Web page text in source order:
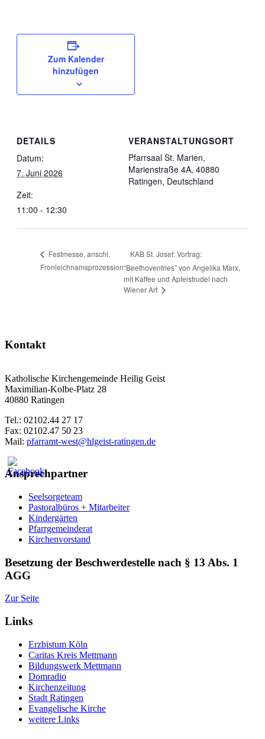
Zum Kalender
hinzufügen
DETAILS
Datum:
7. Juni 2026
Zeit:
11:00 - 12:30
VERANSTALTUNGSORT
Pfarrsaal St. Marien,
Marienstraße 4A, 40880
Ratingen, Deutschland
Festmesse, anschl.
Fronleichnamsprozession
KAB St. Josef: Vortrag:
“Beethovenfries” von Angelika Marx,
mit Kaffee und Apfelstrudel nach
Wiener Art
Kontakt
Katholische Kirchengemeinde Heilig Geist
Maximilian-Kolbe-Platz 28
40880 Ratingen
Tel.: 02102.44 27 17
Fax: 02102.47 50 23
Mail: pfarramt-west@hlgeist-ratingen.de
Ansprechpartner
Seelsorgeteam
Pastoralbüros + Mitarbeiter
Kindergärten
Pfarrgemeinderat
Kirchenvorstand
Besetzung der Beschwerdestelle nach § 13 Abs. 1
AGG
Zur Seite
Links
Erzbistum Köln
Caritas Kreis Mettmann
Bildungswerk Mettmann
Domradio
Kirchenzeitung
Stadt Ratingen
Evangelische Kirche
weitere Links